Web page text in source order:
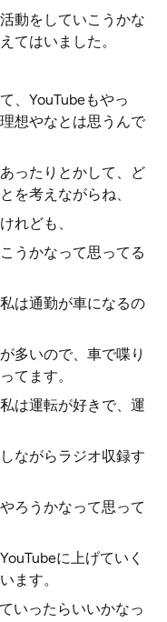
動をしていこうかな
てはいました。
、YouTubeもやっ
想やなとは思うんで
ったりとかして、ど
を考えながらね、
れども、
うかなって思ってる
は通勤が車になるの
多いので、車で喋り
てます。
は運転が好きで、運
ながらラジオ収録す
ろうかなって思って
に上げていく
ます。
いったらいいかなっ